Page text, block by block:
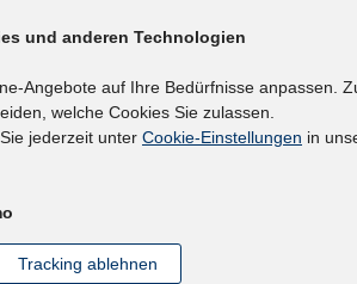
IAB-Newsletter
Kontakt
und anderen Technologien
Angebote auf Ihre Bedürfnisse anpassen.
welche Cookies Sie zulassen.
jederzeit unter Cookie-Einstellungen in
Tracking ablehnen